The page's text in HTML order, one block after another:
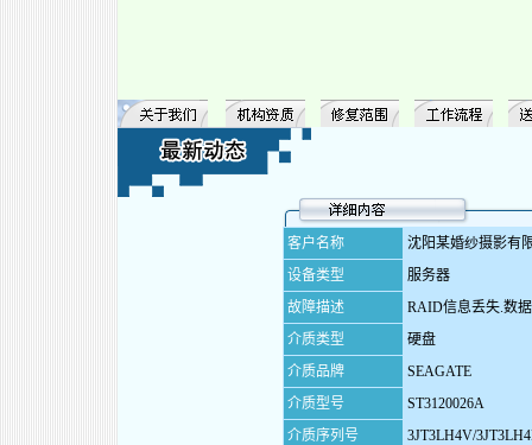
客户名称
沈阳某婚纱摄影有
设备类型
服务器
故障描述
RAID信息丢失.数
介质类型
硬盘
介质品牌
SEAGATE
介质型号
ST3120026A
介质序列号
3JT3LH4V/